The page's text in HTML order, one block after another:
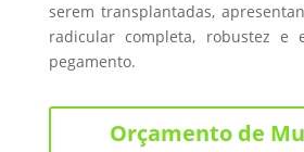
serem transplantadas,
radicular completa, robustez e
pegamento.
Orçamento de